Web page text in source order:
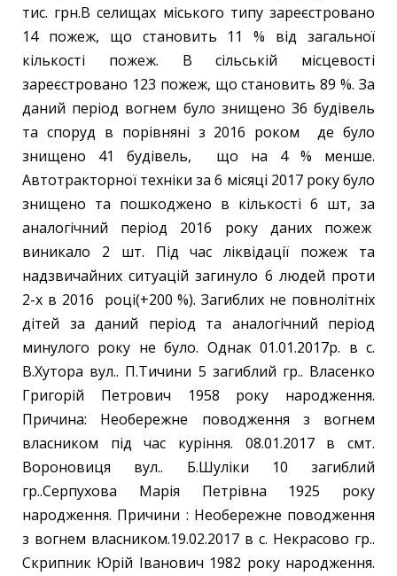
тис. грн.В селищах міського типу зареєстровано
14 пожеж, що становить 11 % від загальної
кількості пожеж. В сільській місцевості
зареєстровано 123 пожеж, що становить 89 %. За
даний період вогнем було знищено 36 будівель
та споруд в порівняні з 2016 роком де було
знищено 41 будівель, що на 4 % менше.
Автотракторної техніки за 6 місяці 2017 року було
знищено та пошкоджено в кількості 6 шт, за
аналогічний період 2016 року даних пожеж
виникало 2 шт. Під час ліквідації пожеж та
надзвичайних ситуацій загинуло 6 людей проти
2-х в 2016 році(+200 %). Загиблих не повнолітніх
дітей за даний період та аналогічний період
минулого року не було. Однак 01.01.2017р. в с.
В.Хутора вул.. П.Тичини 5 загиблий гр.. Власенко
Григорій Петрович 1958 року народження.
Причина: Необережне поводження з вогнем
власником під час куріння. 08.01.2017 в смт.
Вороновиця вул.. Б.Шуліки 10 загиблий
гр..Серпухова Марія Петрівна 1925 року
народження. Причини : Необережне поводження
з вогнем власником.19.02.2017 в с. Некрасово гр..
Скрипник Юрій Іванович 1982 року народження.